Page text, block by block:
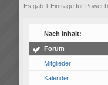
Es gab 1 Einträge für
Nach Inhalt:
Forum
Mitglieder
Kalender